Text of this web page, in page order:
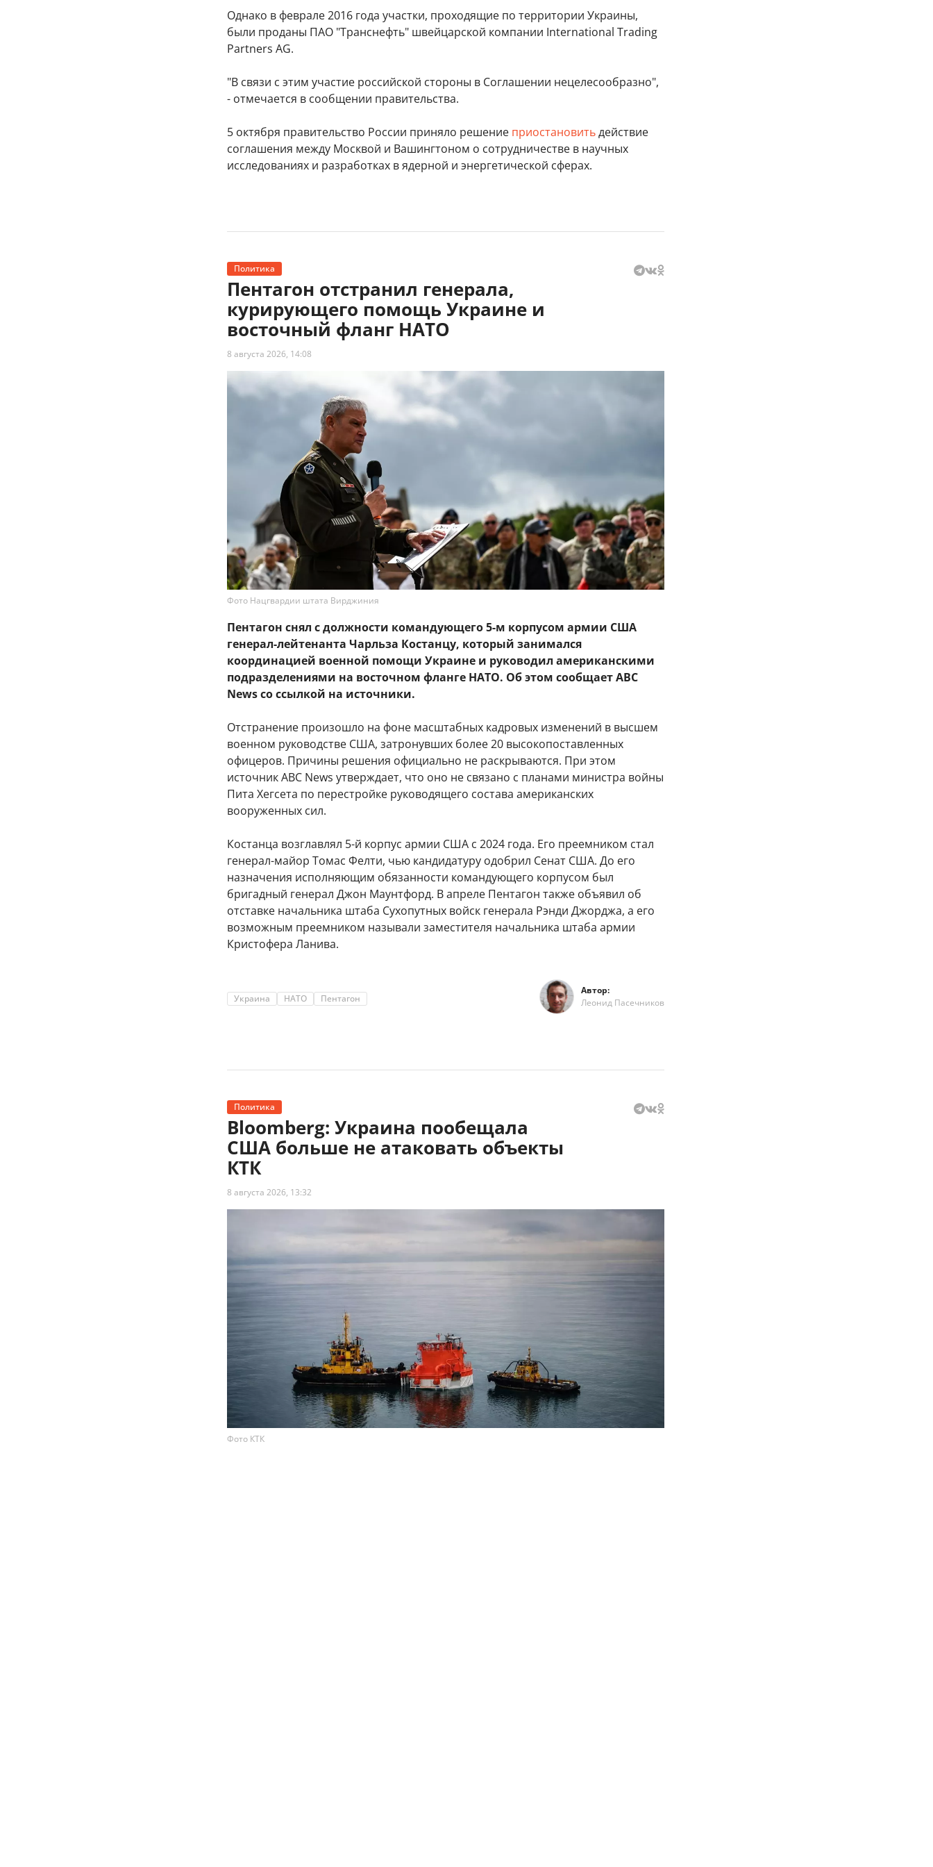
Однако в феврале 2016 года участки, проходящие по территории Украины,
были проданы ПАО "Транснефть" швейцарской компании International Trading
Partners AG.
"В связи с этим участие российской стороны в Соглашении нецелесообразно",
- отмечается в сообщении правительства.
5 октября правительство России приняло решение приостановитьдействие
соглашения между Москвой и Вашингтоном о сотрудничестве в научных
исследованиях и разработках в ядерной и энергетической сферах.
Политика
Пентагон отстранил генерала,
курирующего помощь Украине и
восточный фланг НАТО
8 августа 2026, 14:08
Фото Нацгвардии штата Вирджиния
Пентагон снял с должности командующего 5-м корпусом армии США
генерал-лейтенанта Чарльза Костанцу, который занимался
координацией военной помощи Украине и руководил американскими
подразделениями на восточном фланге НАТО. Об этом сообщает ABC
News со ссылкой на источники.
Отстранение произошло на фоне масштабных кадровых изменений в высшем
военном руководстве США, затронувших более 20 высокопоставленных
офицеров. Причины решения официально не раскрываются. При этом
источник ABC News утверждает, что оно не связано с планами министра войны
Пита Хегсета по перестройке руководящего состава американских
вооруженных сил.
Костанца возглавлял 5-й корпус армии США с 2024 года. Его преемником стал
генерал-майор Томас Фелти, чью кандидатуру одобрил Сенат США. До его
назначения исполняющим обязанности командующего корпусом был
бригадный генерал Джон Маунтфорд. В апреле Пентагон также объявил об
отставке начальника штаба Сухопутных войск генерала Рэнди Джорджа, а его
возможным преемником называли заместителя начальника штаба армии
Кристофера Ланива.
Украина НАТО Пентагон
Автор:
Леонид Пасечников
Политика
Bloomberg: Украина пообещала
США больше не атаковать объекты
КТК
8 августа 2026, 13:32
Фото КТК